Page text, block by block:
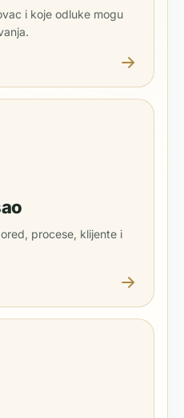
i koje odluke mogu
procese, klijente i